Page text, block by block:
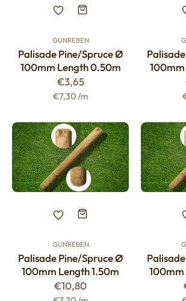
GUNREBEN
Palisade Pine/spruce Ø
100mm Length 0.50m
Regular
price
€3,65
€7,30 /m
GUNREBEN
Palisade Pine/spruce Ø
100mm Length 1.50m
Regular
€10,80